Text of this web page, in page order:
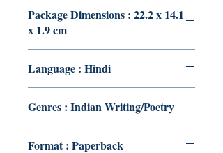
Package Dimensions : 22.2 x 14.1
x 1.9 cm
Language : Hindi
Genres : Indian Writing/Poetry
Format : Paperback